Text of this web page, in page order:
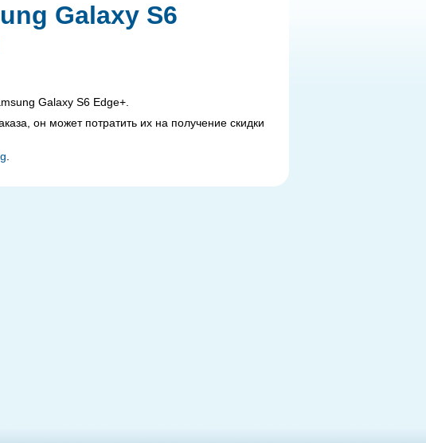
Galaxy S6
Galaxy S6 Edge+.
он может потратить их на получение скидки